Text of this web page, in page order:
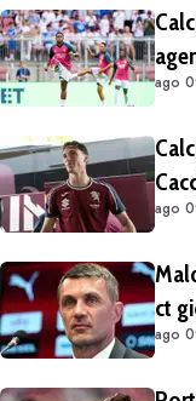
ago
ago
ct
ago